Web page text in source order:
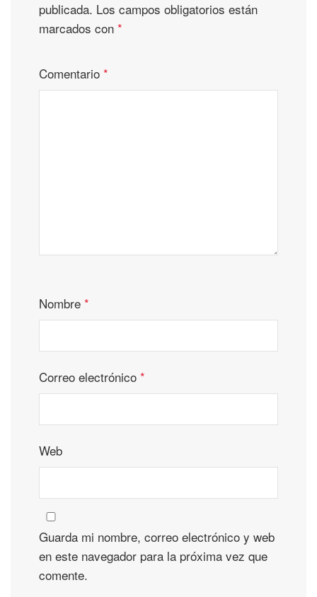
publicada. Los campos obligatorios están
marcados con *
Comentario *
Nombre *
Correo electrónico *
Web
Guarda mi nombre, correo electrónico y web
en este navegador para la próxima vez que
comente.